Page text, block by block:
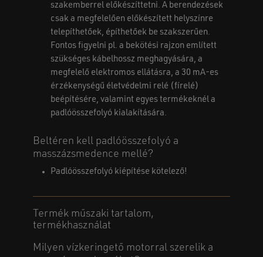
Nincsenek termékek a kosárban.
szakemberrel előkészíttetni. A berendezések
csak a megfelelően előkészített helyszínre
telepíthetőek, építhetőek be szakszerűen.
Fontos figyelni pl. a bekötési rajzon említett
szükséges kábelhossz meghagyására, a
megfelelő elektromos ellátásra, a 30 mA-es
érzékenységű életvédelmi relé (fírelé)
beépítésére, valamint egyes termékeknél a
padlóösszefolyó kialakítására.
Beltéren kell padlóösszefolyó a
masszázsmedence mellé?
Padlóösszefolyó kiépítése kötelező!
Termék műszaki tartalom,
termékhasználat
Milyen vízkeringető motorral szerelik a